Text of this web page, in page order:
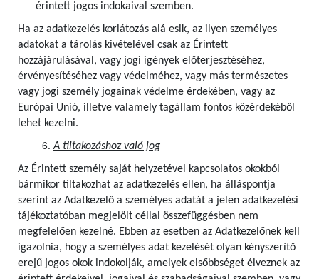
érintett jogos indokaival szemben.
Ha az adatkezelés korlátozás alá esik, az ilyen személyes
adatokat a tárolás kivételével csak az Érintett
hozzájárulásával, vagy jogi igények előterjesztéséhez,
érvényesítéséhez vagy védelméhez, vagy más természetes
vagy jogi személy jogainak védelme érdekében, vagy az
Európai Unió, illetve valamely tagállam fontos közérdekéből
lehet kezelni.
A tiltakozáshoz való jog
Az Érintett személy saját helyzetével kapcsolatos okokból
bármikor tiltakozhat az adatkezelés ellen, ha álláspontja
szerint az Adatkezelő a személyes adatát a jelen adatkezelési
tájékoztatóban megjelölt céllal összefüggésben nem
megfelelően kezelné. Ebben az esetben az Adatkezelőnek kell
igazolnia, hogy a személyes adat kezelését olyan kényszerítő
erejű jogos okok indokolják, amelyek elsőbbséget élveznek az